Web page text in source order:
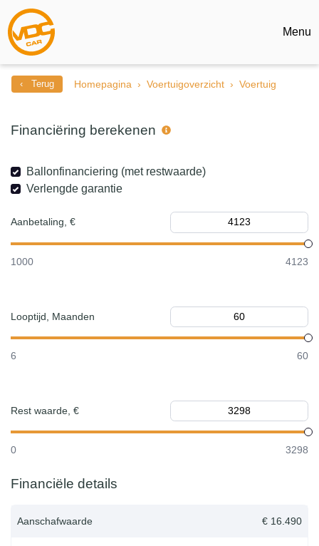
Menu
‹ Terug Homepagina Voertuigoverzicht Voertuig
Financiëring berekenen
Ballonfinanciering (met restwaarde)
Verlengde garantie
Aanbetaling, €
1000 4123
Looptijd, Maanden
6 60
Rest waarde, €
0 3298
Financiële details
Aanschafwaarde € 16.490